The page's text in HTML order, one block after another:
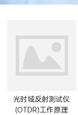
光时域反射测试仪
(OTDR)工作原理